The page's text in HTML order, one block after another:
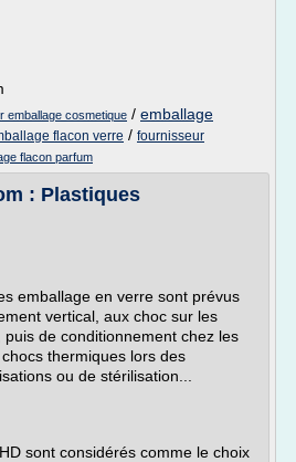
emballage cosmetique / emballage
flacon verre / fournisseur
flacon parfum
: Plastiques
emballage en verre sont prévus
vertical, aux choc sur les
de conditionnement chez les
thermiques lors des
ou de stérilisation...
sont considérés comme le choix